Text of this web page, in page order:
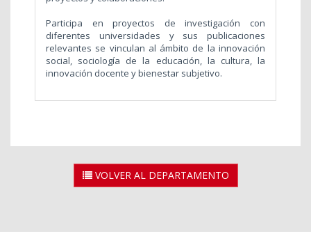
Participa en proyectos de investigación con
diferentes universidades y sus publicaciones
relevantes se vinculan al ámbito de la innovación
social, sociología de la educación, la cultura, la
innovación docente y bienestar subjetivo.
VOLVER AL DEPARTAMENTO